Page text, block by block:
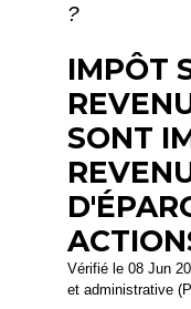
?
IMPÔT
SONT
Vérifié le 08 Jun
et administrative